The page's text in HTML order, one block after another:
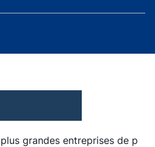
grandes entreprises de p